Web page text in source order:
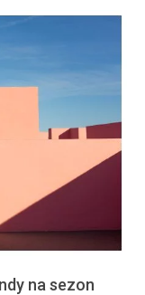
na sezon